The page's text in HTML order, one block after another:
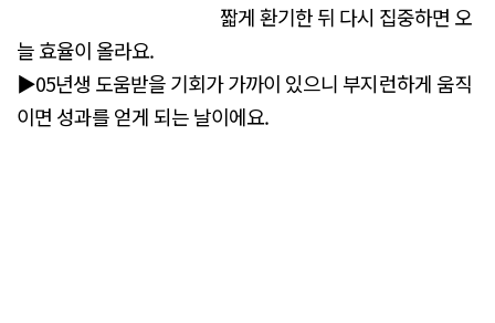
짧게 환기한 뒤 다시 집중하면 오
늘 효율이 올라요.
▶05년생 도움받을 기회가 가까이 있으니 부지런하게 움직
이면 성과를 얻게 되는 날이에요.